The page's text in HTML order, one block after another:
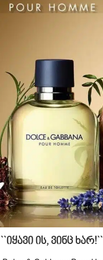
``იყავი Ის, Ვინც Ხარ!``